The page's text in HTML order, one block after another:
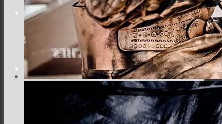
Поиск
Меню Меню